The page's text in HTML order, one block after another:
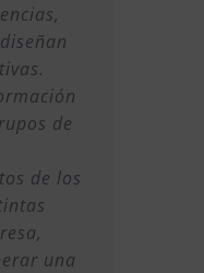
de
de los
una